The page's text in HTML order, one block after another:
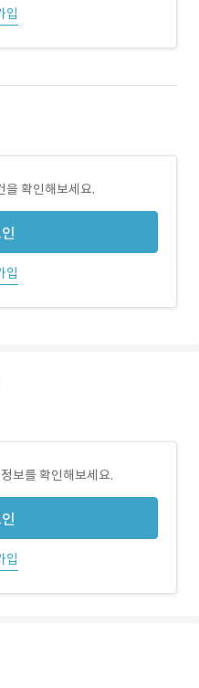
입
을 확인해보세요.
입
보를 확인해보세요.
입